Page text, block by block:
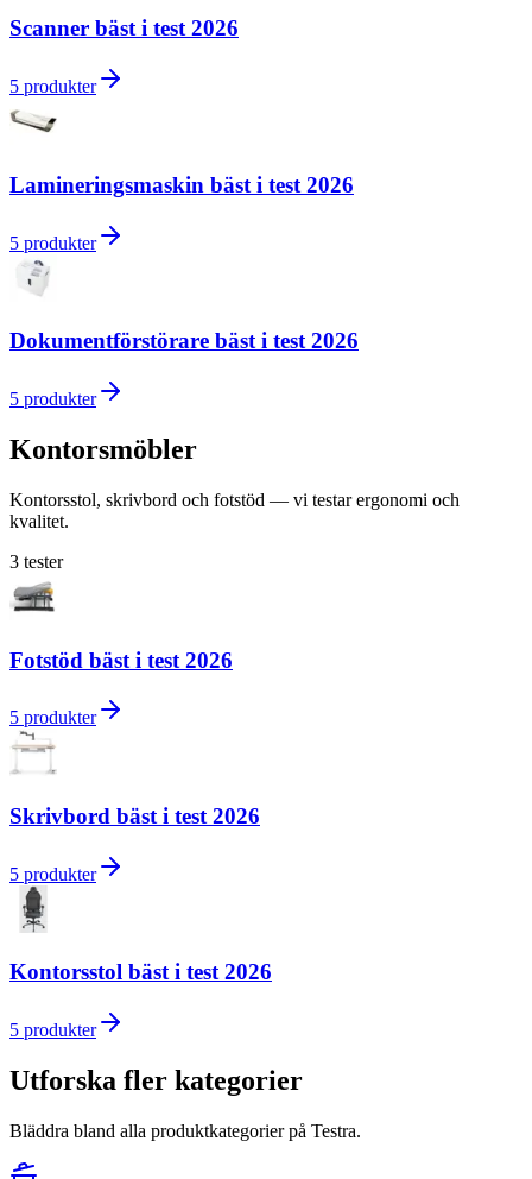
Scanner bäst i test 2026
5 produkter
Lamineringsmaskin bäst i test 2026
5 produkter
Dokumentförstörare bäst i test 2026
5 produkter
Kontorsmöbler
Kontorsstol, skrivbord och fotstöd — vi testar ergonomi och
kvalitet.
3 tester
Fotstöd bäst i test 2026
5 produkter
Skrivbord bäst i test 2026
5 produkter
Kontorsstol bäst i test 2026
5 produkter
Utforska fler kategorier
Bläddra bland alla produktkategorier på Testra.